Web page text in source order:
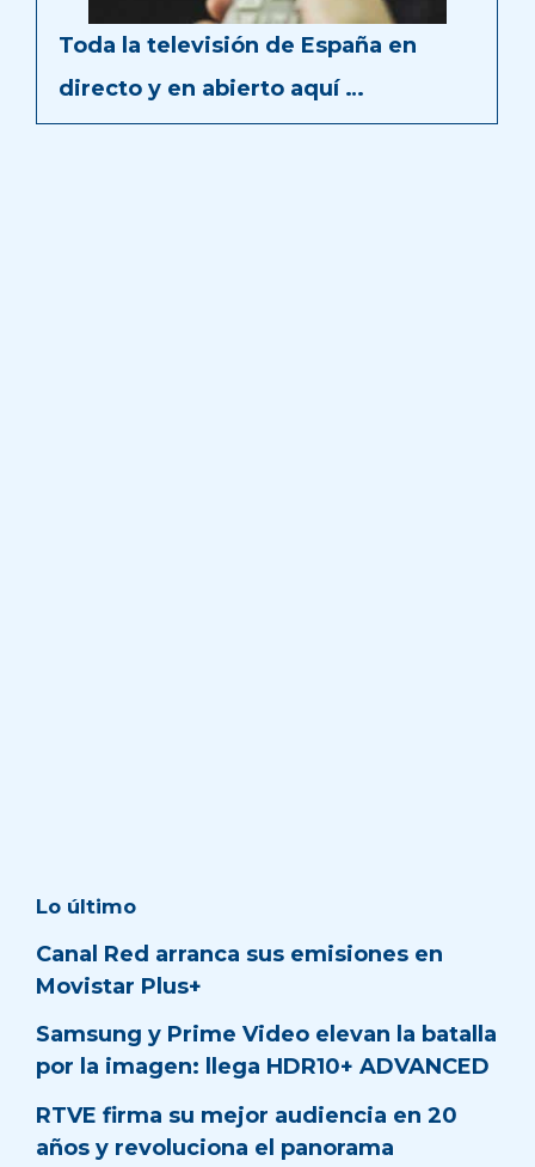
Toda la televisión de España en
directo y en abierto aquí …
Lo último
Canal Red arranca sus emisiones en
Movistar Plus+
Samsung y Prime Video elevan la batalla
por la imagen: llega HDR10+ ADVANCED
RTVE firma su mejor audiencia en 20
años y revoluciona el panorama